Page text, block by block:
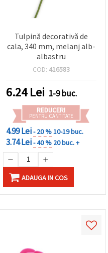
Tulpină decorativă de
cala, 340 mm, melanj alb-
albastru
COD: 416583
6.24Lei 1-9 buc.
REDUCERI
PENTRU CANTITATE
4.99 Lei- 20 %10-19 buc.
3.74 Lei- 40 % 20 buc. +
ADAUGA IN COS